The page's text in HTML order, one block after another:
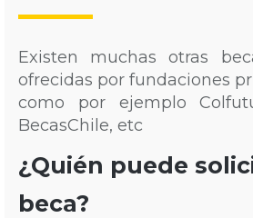
Existen muchas otras
ofrecidas por fundaciones
como por ejemplo
BecasChile, etc
¿Quién puede
beca?